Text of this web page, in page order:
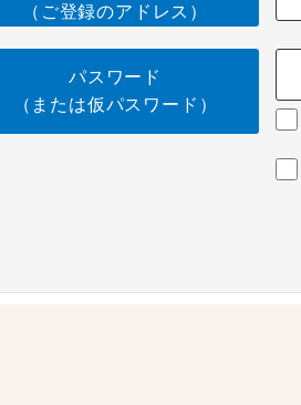
（ご登録のアドレス）
パスワード
（または仮パスワード）